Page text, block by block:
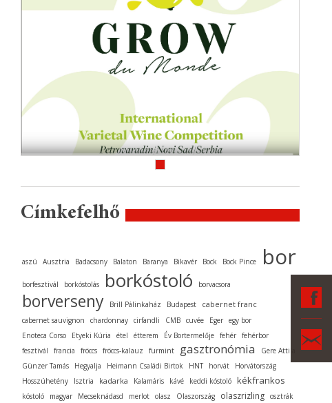
Címkefelhő
aszú Ausztria Badacsony Balaton Baranya Bikavér Bock Bock Pince bor
borfesztivál borkóstolás borkóstoló borvacsora
borverseny Brill Pálinkaház Budapest cabernet franc
cabernet sauvignon chardonnay cirfandli CMB cuvée Eger egy bor
Enoteca Corso
Etyeki Kúria étel étterem Év Bortermelője fehér fehérbor
fesztivál
francia fröccs fröccs-kalauz furmint gasztronómia
Gere Attila
Günzer Tamás
Hegyalja Heimann Családi Birtok HNT horvát
Horvátország
Hosszúhetény
Isztria kadarka Kalamáris kávé keddi kóstoló kékfrankos
kóstoló magyar Mecseknádasd merlot olasz Olaszország olaszrizling osztrák